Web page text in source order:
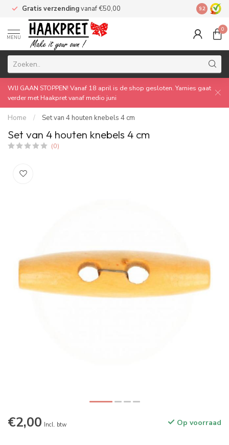
Gratis verzendingvanaf €50,00 Made by
9.2
MENU
0
WIJ GAAN STOPPEN! Vanaf 18 april is de shop gesloten. Yarnies gaat
verder met Haakpret vanaf medio juni
Home / Set van 4 houten knebels 4 cm
Set van 4 houten knebels 4 cm
(0)
€2,00 Incl. btw Op voorraad